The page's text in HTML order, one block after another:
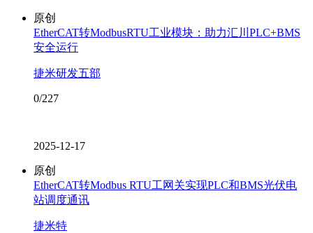
原创
EtherCAT转ModbusRTU工业模块：助力汇川PLC+BMS
安全运行
捷米研发五部
0/227
2025-12-17
原创
EtherCAT转Modbus RTU工网关实现PLC和BMS光伏电
站调度通讯
捷米特